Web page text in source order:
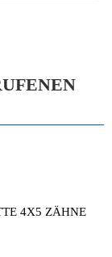
4X5 ZÄHNE